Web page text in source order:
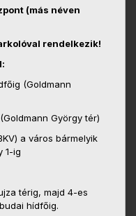
(más néven
rendelkezik!
(Goldmann
György tér)
a város bármelyik
1-ig
térig, majd 4-es
hídfőig.